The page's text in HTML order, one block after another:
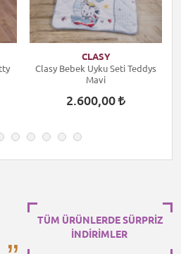
CLASY
Clasy Bebek Uyku Seti Teddys
Mavi
2.600,00
TÜM ÜRÜNLERDE SÜRPRİZ
İNDİRİMLER